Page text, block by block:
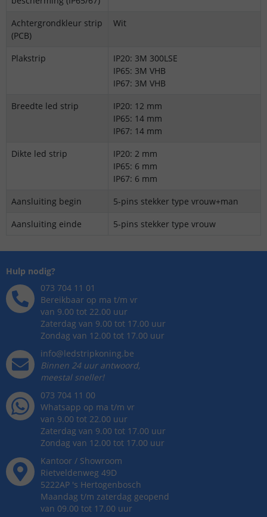
Achtergrondkleur strip
(PCB)
Wit
Plakstrip
IP20: 3M 300LSE
IP65: 3M VHB
IP67: 3M VHB
Breedte led strip
IP20: 12 mm
IP65: 14 mm
IP67: 14 mm
Dikte led strip
IP20: 2 mm
IP65: 6 mm
IP67: 6 mm
Aansluiting begin
5-pins stekker type vrouw+man
Aansluiting einde
5-pins stekker type vrouw
Hulp nodig?
073 704 11 01
Bereikbaar op ma t/m vr
van 9.00 tot 22.00 uur
Zaterdag van 9.00 tot 17.00 uur
Zondag van 12.00 tot 17.00 uur
info@ledstripkoning.be
Binnen 24 uur antwoord,
meestal sneller!
073 704 11 00
Whatsapp op ma t/m vr
van 9.00 tot 22.00 uur
Zaterdag van 9.00 tot 17.00 uur
Zondag van 12.00 tot 17.00 uur
Kantoor / Showroom
Rietveldenweg 49D
5222AP 's Hertogenbosch
Maandag t/m zaterdag geopend
van 09.00 tot 17.00 uur